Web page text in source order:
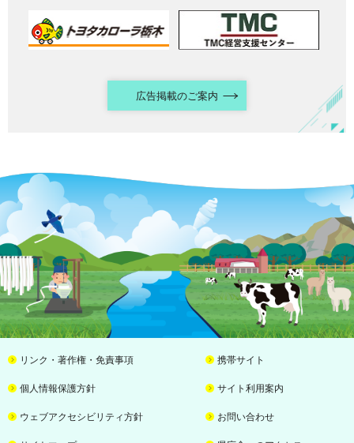
広告掲載のご案内
リンク・著作権・免責事項 携帯サイト
個人情報保護方針 サイト利用案内
ウェブアクセシビリティ方針 お問い合わせ